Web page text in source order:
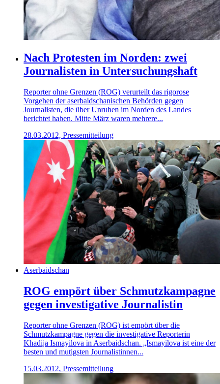
Nach Protesten im Norden: zwei
Journalisten in Untersuchungshaft
Reporter ohne Grenzen (ROG) verurteilt das rigorose
Vorgehen der aserbaidschanischen Behörden gegen
Journalisten, die über Unruhen im Norden des Landes
berichtet haben. Mitte März waren mehrere...
28.03.2012, Pressemitteilung
Aserbaidschan
ROG empört über Schmutzkampagne
gegen investigative Journalistin
Reporter ohne Grenzen (ROG) ist empört über die
Schmutzkampagne gegen die investigative Reporterin
Khadija Ismayilova in Aserbaidschan. „Ismayilova ist eine der
besten und mutigsten Journalistinnen...
15.03.2012, Pressemitteilung